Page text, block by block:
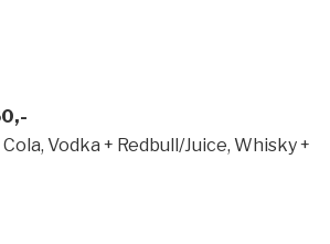
Cola, Vodka + Redbull/Juice, Whisky +